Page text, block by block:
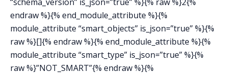
endraw %}{% end_module_attribute %}{%
module_attribute “smart_objects” is_json=”true” %}{%
raw %}[]{% endraw %}{% end_module_attribute %}{%
module_attribute “smart_type” is_json=”true” %}{%
raw %}”NOT_SMART”{% endraw %}{%